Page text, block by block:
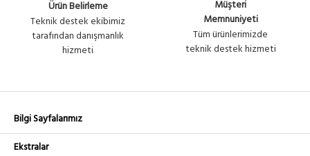
Ürün Belirleme
Teknik destek ekibimiz
tarafından danışmanlık
hizmeti
Müşteri
Memnuniyeti
Tüm ürünlerimizde
teknik destek hizmeti
Bilgi Sayfalarımız
Ekstralar